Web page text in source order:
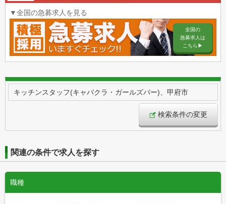
▼全国の急募求人を見る
全国の
急募求人は
こちら▶︎
キッチンスタッフ(キャバクラ・ガールズバー)、甲府市
検索条件の変更
関連の条件で求人を探す
職種